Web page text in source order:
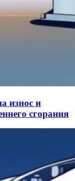
износ и
сгорания